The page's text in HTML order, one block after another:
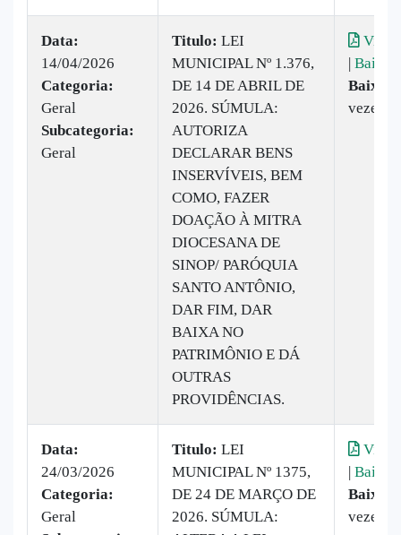
Data:
14/04/2026
Categoria:
Geral
Subcategoria:
Geral
Titulo: LEI
MUNICIPAL Nº 1.376,
DE 14 DE ABRIL DE
2026. SÚMULA:
AUTORIZA
DECLARAR BENS
INSERVÍVEIS, BEM
COMO, FAZER
DOAÇÃO À MITRA
DIOCESANA DE
SINOP/ PARÓQUIA
SANTO ANTÔNIO,
DAR FIM, DAR
BAIXA NO
PATRIMÔNIO E DÁ
OUTRAS
PROVIDÊNCIAS.
| Baixar
vezes
Data:
24/03/2026
Categoria:
Geral
Titulo: LEI
MUNICIPAL Nº 1375,
DE 24 DE MARÇO DE
2026. SÚMULA:
| Baixar
vezes